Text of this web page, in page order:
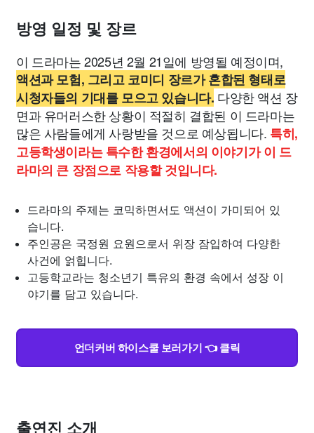
방영 일정 및 장르
이 드라마는 2025년 2월 21일에 방영될 예정이며,
액션과 모험, 그리고 코미디 장르가 혼합된 형태로
시청자들의 기대를 모으고 있습니다. 다양한 액션 장
면과 유머러스한 상황이 적절히 결합된 이 드라마는
많은 사람들에게 사랑받을 것으로 예상됩니다. 특히,
고등학생이라는 특수한 환경에서의 이야기가 이 드
라마의 큰 장점으로 작용할 것입니다.
드라마의 주제는 코믹하면서도 액션이 가미되어 있
습니다.
주인공은 국정원 요원으로서 위장 잠입하여 다양한
사건에 얽힙니다.
고등학교라는 청소년기 특유의 환경 속에서 성장 이
야기를 담고 있습니다.
언더커버 하이스쿨 보러가기 👈 클릭
출연진 소개